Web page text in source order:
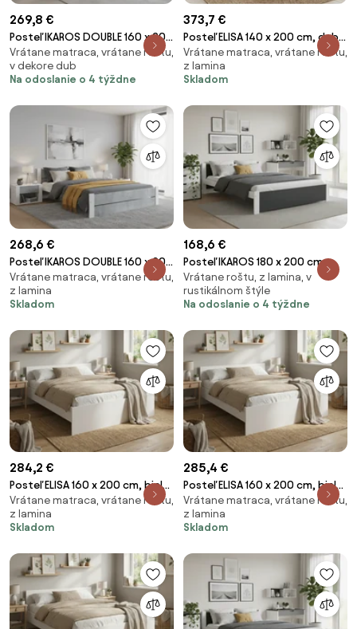
269,8 €
Posteľ IKAROS DOUBLE 160 x 200
cm, dub artisan/biela Rošt: S
latkovým roštom, Matrac:
Matrac DELUXE 10 cm
Vrátane matraca, vrátane roštu,
v dekore dub
Na odoslanie o 4 týždne
373,7 €
Posteľ ELISA 140 x 200 cm, dub
sonoma Rošt: S latkovým
roštom, Matrac: Matrac
COCO MAXI 20 cm
Vrátane matraca, vrátane roštu,
z lamina
Skladom
268,6 €
Posteľ IKAROS DOUBLE 160 x 200
cm, betón/biela Rošt: S
lamelovým roštom, Matrac:
Matrac DELUXE 10 cm
Vrátane matraca, vrátane roštu,
z lamina
Skladom
168,6 €
Posteľ IKAROS 180 x 200 cm,
antracitová/biela Rošt: S
latkovým roštom, Matrac: Bez
matraca
Vrátane roštu, z lamina, v
rustikálnom štýle
Na odoslanie o 4 týždne
284,2 €
Posteľ ELISA 160 x 200 cm, biela
Rošt: S lamelovým roštom,
Matrac: Matrac DELUXE 10 cm
Vrátane matraca, vrátane roštu,
z lamina
Skladom
285,4 €
Posteľ ELISA 160 x 200 cm, biela
Rošt: S latkovým roštom,
Matrac: Matrac DELUXE 10 cm
Vrátane matraca, vrátane roštu,
z lamina
Skladom